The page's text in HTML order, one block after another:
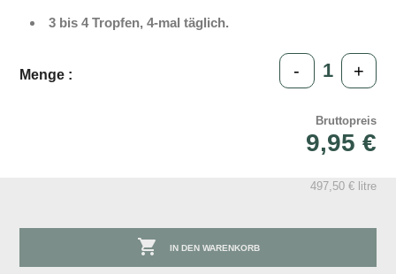
3 bis 4 Tropfen, 4-mal täglich.
Menge : - +
Bruttopreis
9,95 €
497,50 € litre
 IN DEN WARENKORB